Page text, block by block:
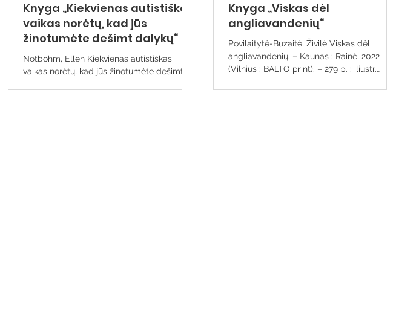
Knyga „Kiekvienas autistiškas
vaikas norėtų, kad jūs
žinotumėte dešimt dalykų“
Notbohm, Ellen Kiekvienas autistiškas
vaikas norėtų, kad jūs žinotumėte dešimt
Knyga „Viskas dėl
angliavandenių“
Povilaitytė-Buzaitė, Živilė Viskas dėl
angliavandenių. – Kaunas : Rainė, 2022
(Vilnius : BALTO print). – 279 p. : iliustr.